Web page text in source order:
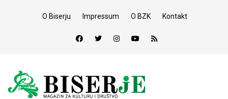
O Biserju Impressum O BZK Kontakt